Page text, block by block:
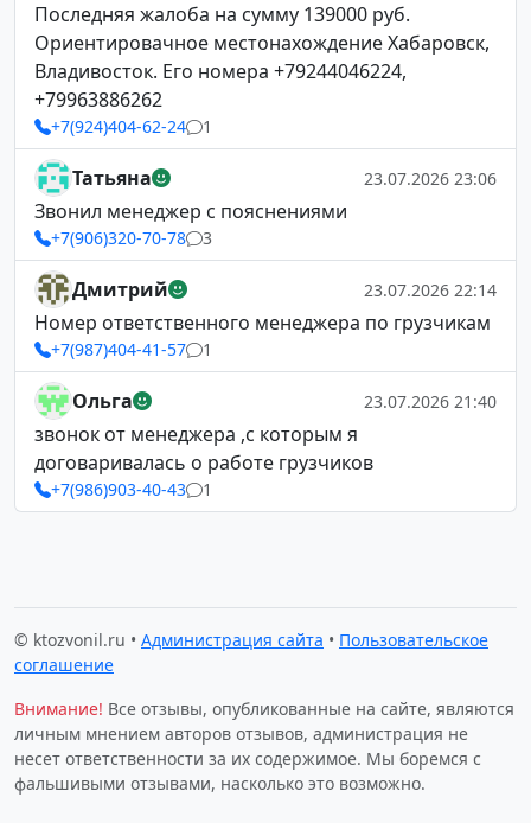
Последняя жалоба на сумму 139000 руб.
Ориентировачное местонахождение Хабаровск,
Владивосток. Его номера +79244046224,
+79963886262
+7(924)404-62-24 1
Татьяна 23.07.2026 23:06
Звонил менеджер с пояснениями
+7(906)320-70-78 3
Дмитрий 23.07.2026 22:14
Номер ответственного менеджера по грузчикам
+7(987)404-41-57 1
Ольга 23.07.2026 21:40
звонок от менеджера ,с которым я
договаривалась о работе грузчиков
+7(986)903-40-43 1
© ktozvonil.ru • Администрация сайта • Пользовательское
соглашение
Внимание! Все отзывы, опубликованные на сайте, являются
личным мнением авторов отзывов, администрация не
несет ответственности за их содержимое. Мы боремся с
фальшивыми отзывами, насколько это возможно.